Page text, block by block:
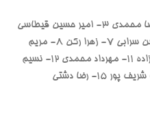
۱- سعید صیقلانی (سرپرست) ۲- امیر رضا محمدی ۳- امیر حسین قیطاسی
۴- حامد ثقفی ۵- پویا وطنی ۶- محسن سرابی ۷- زهرا رکن ۸- مریم
عبدالهی ۹- علی طاهری ۱۰- وحید شیخ زاده ۱۱- مهرداد محمدی ۱۲- نسیم